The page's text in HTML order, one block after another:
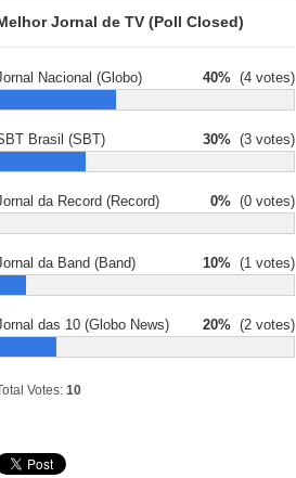
Jornal de TV (Poll Closed)
Nacional (Globo) 40% (4 votes)
Brasil (SBT) 30% (3 votes)
da Record (Record) 0% (0 votes)
da Band (Band) 10% (1 votes)
das 10 (Globo News) 20% (2 votes)
Votes: 10